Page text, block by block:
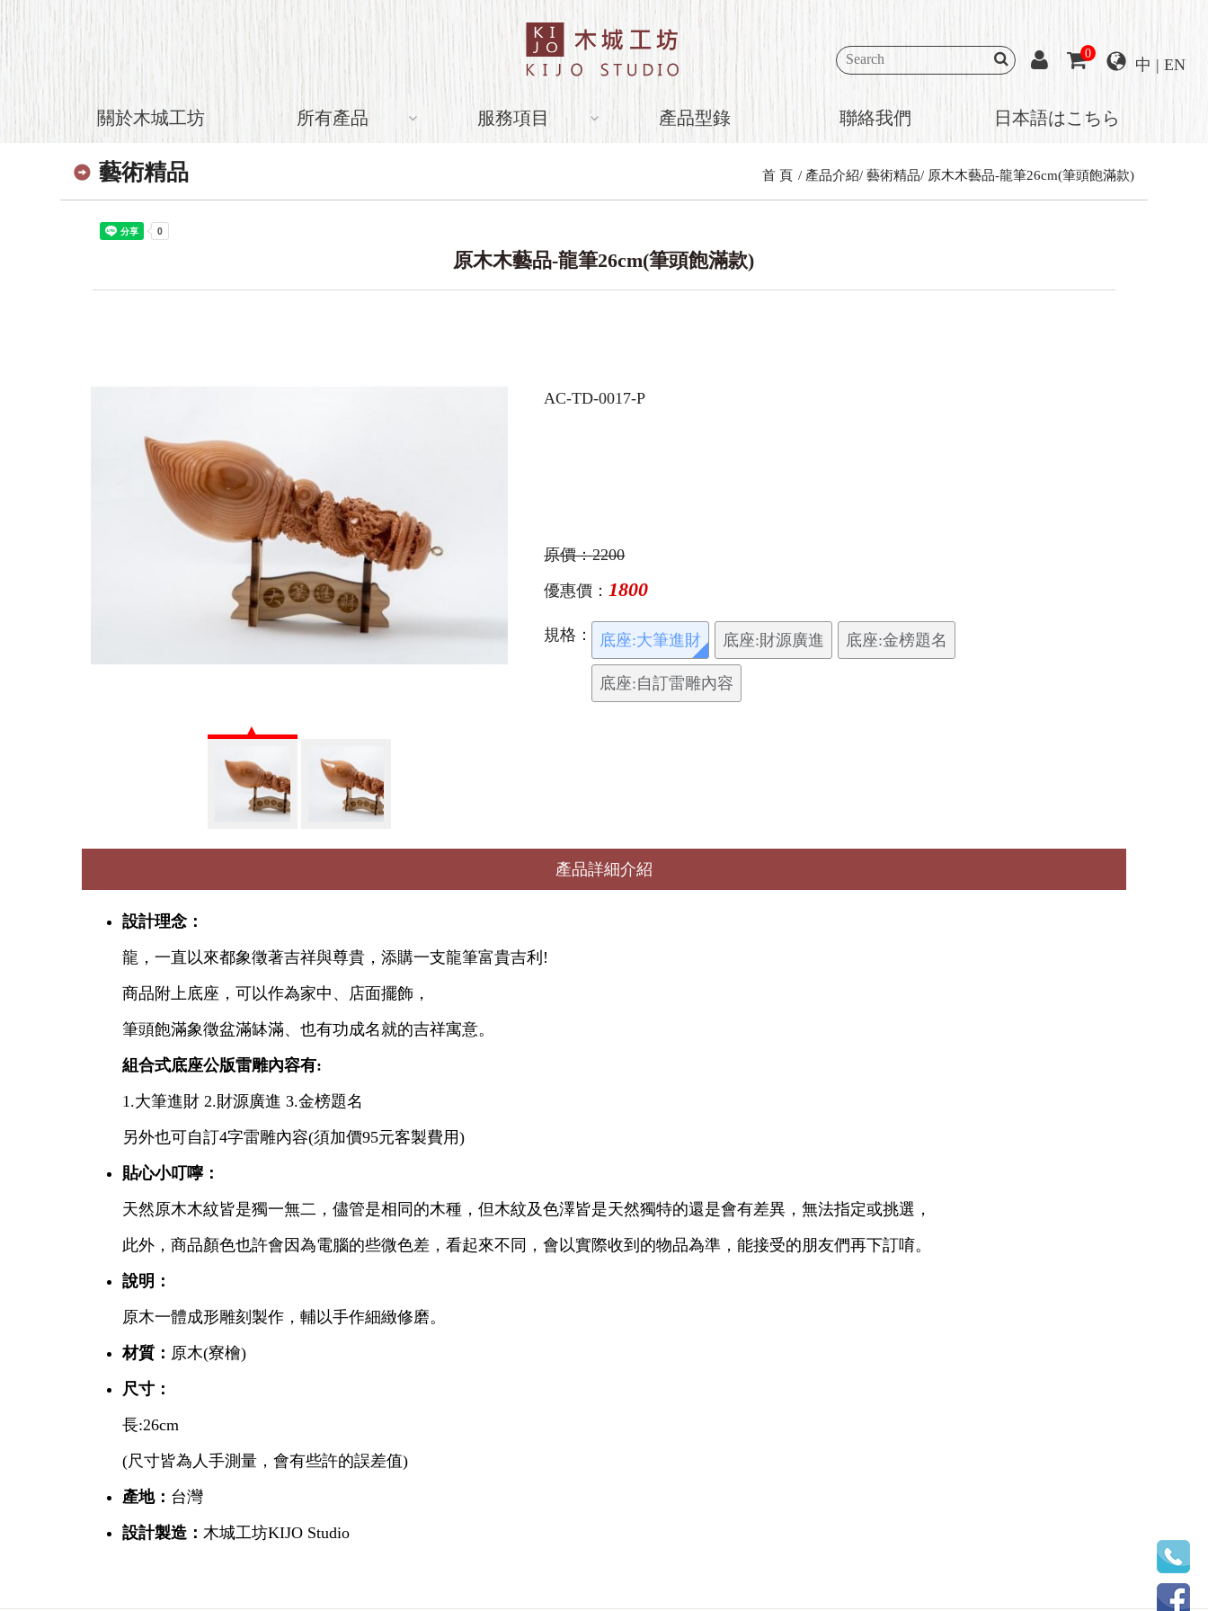
中 | EN
0
關於木城工坊 所有產品 服務項目 產品型錄 聯絡我們 日本語はこちら
藝術精品 首 頁 產品介紹 藝術精品 原木木藝品-龍筆26cm(筆頭飽滿款)
原木木藝品-龍筆26cm(筆頭飽滿款)
AC-TD-0017-P
原價：2200
優惠價：1800
規格： 底座:大筆進財 底座:財源廣進 底座:金榜題名
底座:自訂雷雕內容
產品詳細介紹
設計理念：
龍，一直以來都象徵著吉祥與尊貴，添購一支龍筆富貴吉利!
商品附上底座，可以作為家中、店面擺飾，
筆頭飽滿象徵盆滿缽滿、也有功成名就的吉祥寓意。
組合式底座公版雷雕內容有:
1.大筆進財 2.財源廣進 3.金榜題名
另外也可自訂4字雷雕內容(須加價95元客製費用)
貼心小叮嚀：
天然原木木紋皆是獨一無二，儘管是相同的木種，但木紋及色澤皆是天然獨特的還是會有差異，無法指定或挑選，
此外，商品顏色也許會因為電腦的些微色差，看起來不同，會以實際收到的物品為準，能接受的朋友們再下訂唷。
說明：
原木一體成形雕刻製作，輔以手作細緻修磨。
材質： 原木(寮檜)
尺寸：
長:26cm
(尺寸皆為人手測量，會有些許的誤差值)
產地： 台灣
設計製造：木城工坊KIJO Studio